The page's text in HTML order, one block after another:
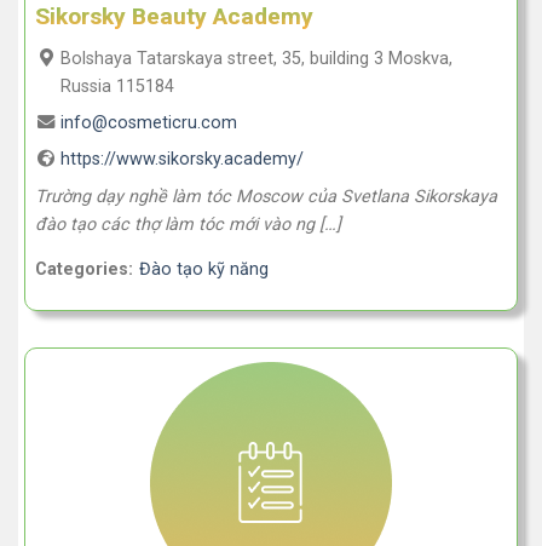
Sikorsky Beauty Academy
Bolshaya Tatarskaya street, 35, building 3 Moskva,
Russia 115184
info@cosmeticru.com
https://www.sikorsky.academy/
Trường dạy nghề làm tóc Moscow của Svetlana Sikorskaya
đào tạo các thợ làm tóc mới vào ng […]
Categories: Đào tạo kỹ năng